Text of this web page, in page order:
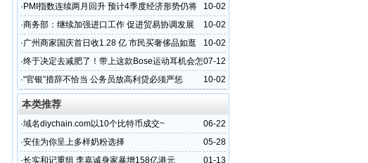
展
10-02
· PMI指数连续两月回升 预计4季度经济形势仍将
趋稳
10-02
·商务部：继续加强进口工作 促进贸易协调发展
10-02
·广州商家国庆首日收1.28 亿 市民买奢侈品如逛
超市
07-12
·终于决定去减肥了！带上这款Bose运动耳机会怎
样？
10-02
·“官银”措辞不恰当 公务员放高利贷必须严惩
本类推荐
06-22
·域名diychain.com以10个比特币成交~
05-28
·安佳为你呈上多样奶粉选择
01-13
·长实和记重组 李嘉诚身家暴增158亿港元